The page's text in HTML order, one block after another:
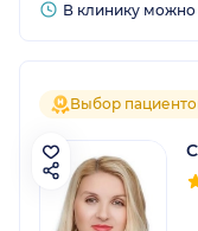
В клинику можно
Выбор